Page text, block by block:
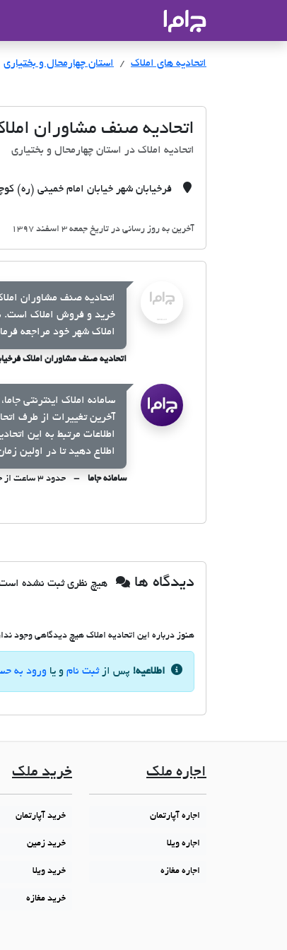
اتحادیه های املاک اتحادیه های املاک
استان چهارمحال و بختیاری
اتحادیه صنف مشاوران
اتحادیه املاک در استان چهارمحال و بختیاری
فرخیابان شهر خیابان امام خمینی (ره)
آخرین به روز رسانی در تاریخ جمعه 3 اسفند 1397
اتحادیه صنف مشاوران
خرید و فروش املاک است.
املاک شهر خود مراجعه
اتحادیه صنف مشاوران املاک
سامانه املاک اینترنتی
آخرین تغییرات از طرف
اطلاعات مرتبط به این
اطلاع دهید تا در اولین
سامانه جاما حدود ۳ ساعت از حال
دیدگاه ها هیچ نظری ثبت نشده
هنوز درباره این اتحادیه املاک هیچ دیدگاهی وجود
اطلاعیه! پس ازثبت نام و یا ورود به
اجاره ملک
اجاره آپارتمان
اجاره ویلا
اجاره مغازه
خرید ملک
خرید آپارتمان
خرید زمین
خرید ویلا
خرید مغازه